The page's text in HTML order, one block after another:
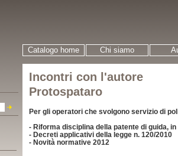
Catalogo home Chi siamo
Incontri con l'autore
Protospataro
Per gli operatori che svolgono servizio di
- Riforma disciplina della patente di guida,
- Decreti applicativi della legge n. 120/2010
- Novità normative 2012